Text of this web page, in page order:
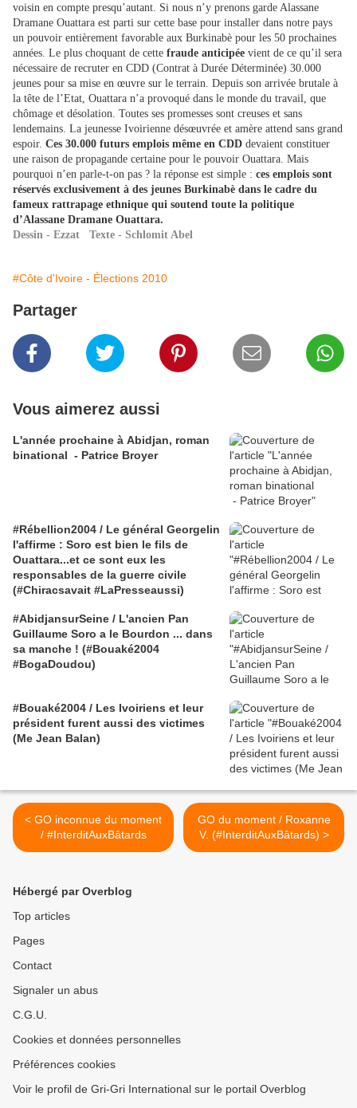
voisin en compte presqu’autant. Si nous n’y prenons garde Alassane
Dramane Ouattara est parti sur cette base pour installer dans notre pays
un pouvoir entièrement favorable aux Burkinabè pour les 50 prochaines
années. Le plus choquant de cette fraude anticipée vient de ce qu’il sera
nécessaire de recruter en CDD (Contrat à Durée Déterminée) 30.000
jeunes pour sa mise en œuvre sur le terrain. Depuis son arrivée brutale à
la tête de l’Etat, Ouattara n’a provoqué dans le monde du travail, que
chômage et désolation. Toutes ses promesses sont creuses et sans
lendemains. La jeunesse Ivoirienne désœuvrée et amère attend sans grand
espoir. Ces 30.000 futurs emplois même en CDD devaient constituer
une raison de propagande certaine pour le pouvoir Ouattara. Mais
pourquoi n’en parle-t-on pas ? la réponse est simple : ces emplois sont
réservés exclusivement à des jeunes Burkinabè dans le cadre du
fameux rattrapage ethnique qui soutend toute la politique
d’Alassane Dramane Ouattara.
Dessin - Ezzat Texte - Schlomit Abel
#Côte d'Ivoire - Élections 2010
Partager
Vous aimerez aussi
L'année prochaine à Abidjan, roman
binational - Patrice Broyer
#Rébellion2004 / Le général Georgelin
l'affirme : Soro est bien le fils de
Ouattara...et ce sont eux les
responsables de la guerre civile
(#Chiracsavait #LaPresseaussi)
#AbidjansurSeine / L'ancien Pan
Guillaume Soro a le Bourdon ... dans
sa manche ! (#Bouaké2004
#BogaDoudou)
#Bouaké2004 / Les Ivoiriens et leur
président furent aussi des victimes
(Me Jean Balan)
< GO inconnue du moment
/ #InterditAuxBâtards
GO du moment / Roxanne
V. (#InterditAuxBâtards) >
Hébergé par Overblog
Top articles
Pages
Contact
Signaler un abus
C.G.U.
Cookies et données personnelles
Préférences cookies
Voir le profil de Gri-Gri International sur le portail Overblog